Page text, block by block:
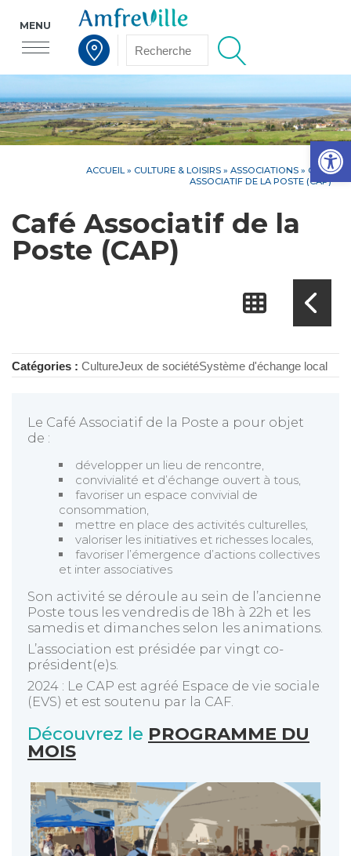
Voir la carte interactive
MENU
ACCUEIL » CULTURE & LOISIRS » ASSOCIATIONS » CAFÉ
ASSOCIATIF DE LA POSTE (CAP)
Café Associatif de la
Poste (CAP)
Catégories : CultureJeux de sociétéSystème d'échange local
Le Café Associatif de la Poste a pour objet
de :
développer un lieu de rencontre,
convivialité et d’échange ouvert à tous,
favoriser un espace convivial de
consommation,
mettre en place des activités culturelles,
valoriser les initiatives et richesses locales,
favoriser l’émergence d’actions collectives
et inter associatives
Son activité se déroule au sein de l’ancienne
Poste tous les vendredis de 18h à 22h et les
samedis et dimanches selon les animations.
L’association est présidée par vingt co-
président(e)s.
2024 : Le CAP est agréé Espace de vie sociale
(EVS) et est soutenu par la CAF.
Découvrez le PROGRAMME DU
MOIS